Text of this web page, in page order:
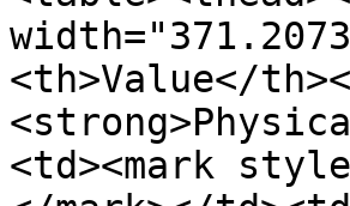
<th>Value</
<td><mark